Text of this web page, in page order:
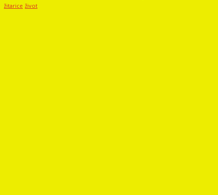
žitarice život